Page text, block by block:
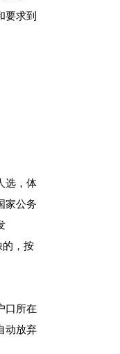
要求到
选，体
家公务
的，按
口所在
动放弃